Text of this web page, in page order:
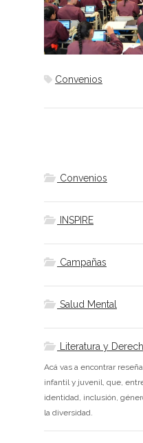
Convenios
Convenios
INSPIRE
Campañas
Salud Mental
Literatura y
Acá vas a encontrar
infantil y juvenil, que,
identidad, inclusión,
la diversidad.